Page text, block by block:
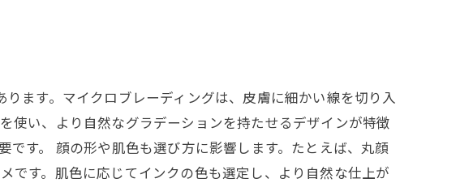
ます。マイクロブレーディングは、皮膚に細かい線を切り入
使い、より自然なグラデーションを持たせるデザインが特徴
す。 顔の形や肌色も選び方に影響します。たとえば、丸顔
です。肌色に応じてインクの色も選定し、より自然な仕上が